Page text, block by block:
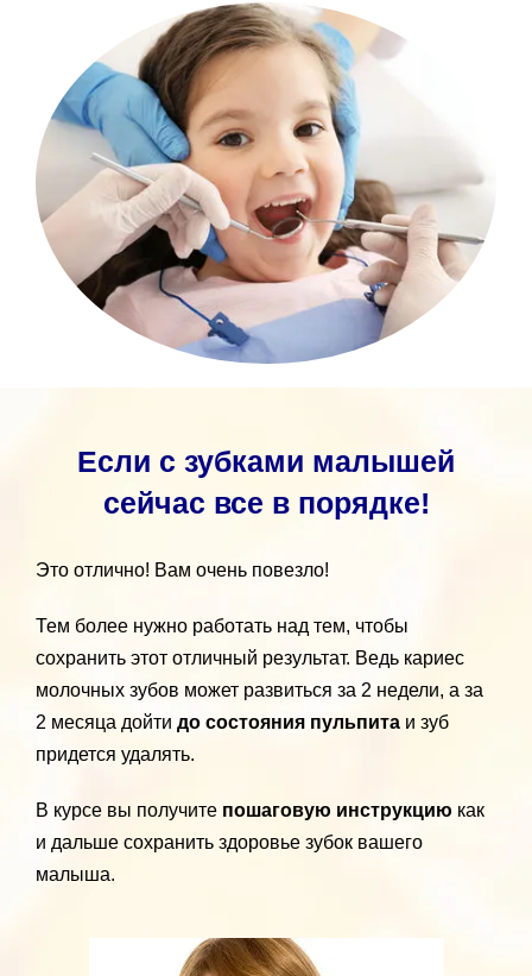
Если с зубками малышей
сейчас все в порядке!
Это отлично! Вам очень повезло!
Тем более нужно работать над тем, чтобы
сохранить этот отличный результат. Ведь кариес
молочных зубов может развиться за 2 недели, а за
2 месяца дойти до состояния пульпитаи зуб
придется удалять.
В курсе вы получите пошаговую инструкцию как
и дальше сохранить здоровье зубок вашего
малыша.